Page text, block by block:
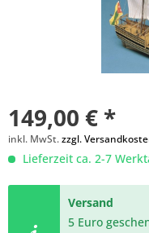
149,00 € *
inkl. MwSt.zzgl.
Lieferzeit ca. 2-7
Versand
5 Euro